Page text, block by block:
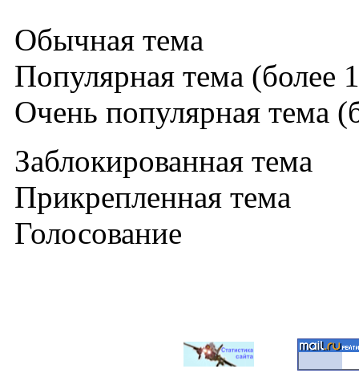
Обычная тема
Популярная тема (более
Очень популярная тема
Заблокированная тема
Прикрепленная тема
Голосование